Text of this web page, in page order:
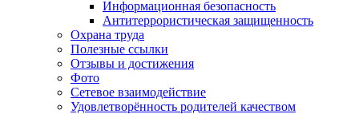
Информационная безопасность
Антитеррористическая защищенность
Охрана труда
Полезные ссылки
Отзывы и достижения
Фото
Сетевое взаимодействие
Удовлетворённость родителей качеством